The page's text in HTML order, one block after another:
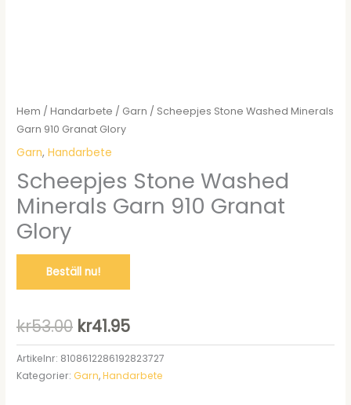
Hem /Handarbete / Garn / Scheepjes Stone Washed Minerals
Garn 910 Granat Glory
Garn,Handarbete
Scheepjes Stone Washed
Minerals Garn 910 Granat
Glory
Beställ nu!
kr53.00 Det
ursprungliga
priset
kr41.95Det
nuvarande
priset
Artikelnr: 8108612286192823727
Kategorier: Garn,Handarbete